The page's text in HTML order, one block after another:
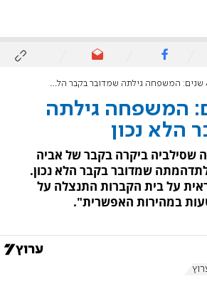
שנים: המשפחה גילתה
הלא נכון
למעלה מ-40 שנה שסילביה ביקרה בקבר של אביה
שמדובר בקבר הלא נכון.
על בית הקברות התנצלה על
במהירות האפשרית".
7